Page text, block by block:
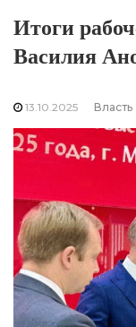
Итоги
Василия
13.10.2025 Власть